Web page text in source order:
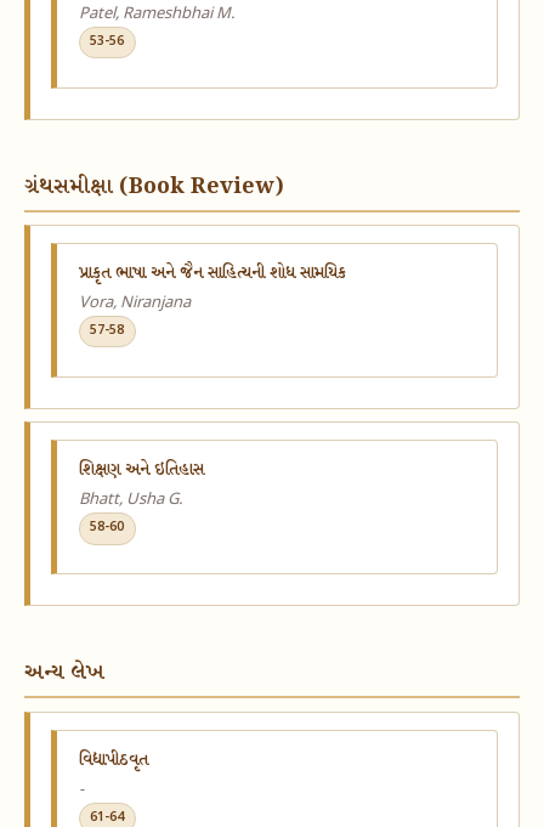
Patel, Rameshbhai M.
53-56
ગ્રંથસમીક્ષા (Book Review)
પ્રાકૃત ભાષા અને જૈન સાહિત્યની શોધ સામયિક
Vora, Niranjana
57-58
શિક્ષણ અને ઇતિહાસ
Bhatt, Usha G.
58-60
અન્ય લેખ
વિદ્યાપીઠવૃત
-
61-64